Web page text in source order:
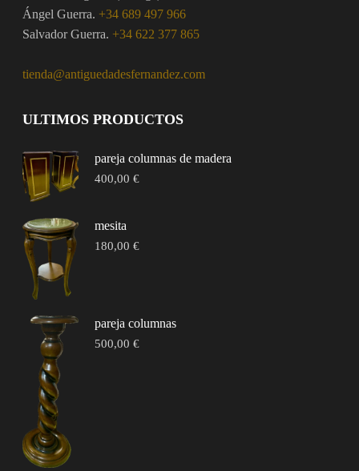
Ángel Guerra. +34 689 497 966
Salvador Guerra. +34 622 377 865
tienda@antiguedadesfernandez.com
ULTIMOS PRODUCTOS
pareja columnas de madera
400,00€
mesita
180,00€
pareja columnas
500,00€